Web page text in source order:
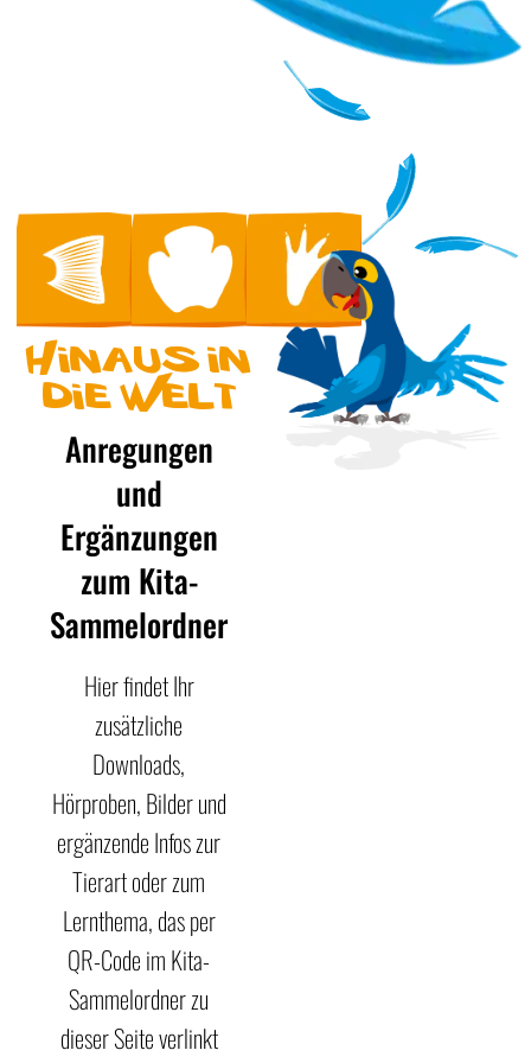
Hinaus in
die Welt
Anregungen
und
Ergänzungen
zum Kita-
Sammelordner
Hier findet Ihr
zusätzliche
Downloads,
Hörproben, Bilder und
ergänzende Infos zur
Tierart oder zum
Lernthema, das per
QR-Code im Kita-
Sammelordner zu
dieser Seite verlinkt